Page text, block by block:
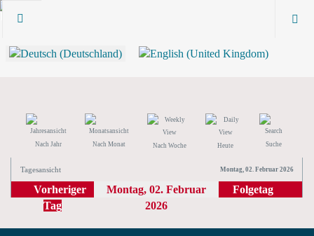
Nach Jahr Nach Monat Nach Woche Heute Suche
Tagesansicht Montag, 02. Februar 2026
Vorheriger
Tag
Montag, 02. Februar
2026
Folgetag